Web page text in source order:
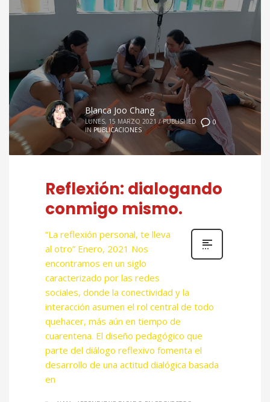
0
Blanca Joo Chang
LUNES, 15 MARZO 2021 / PUBLISHED
IN PUBLICACIONES
Reflexión: dialogando
conmigo mismo.
“La reflexión personal, te lleva
al otro” Enero, 2021 Nos
encontramos en un siglo
caracterizado por las redes
sociales, donde la conectividad y la
interacción asumen el rol central de todo
quehacer, más aún en tiempo de
cuarentena. El diseño pedagógico que
parte del diálogo reflexivo fomenta el
desarrollo de una actitud dialógica basada
en